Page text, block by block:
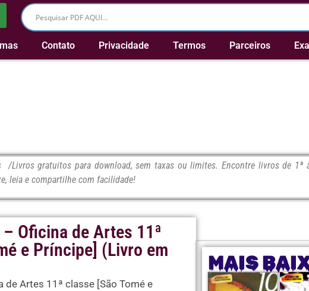
Contato Privacidade Termos Parceiros
/Livros gratuitos para download, sem taxas ou limites. Encontre livros de 1ª
leia e compartilhe com facilidade!
Oficina de Artes 11ª
e Príncipe] (Livro em
de Artes 11ª classe [São Tomé e
MAIS